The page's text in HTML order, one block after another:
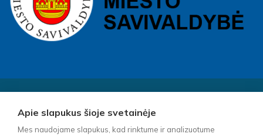
paslaugų centras „Klaipėdos lakštutė“ – Kopijuoti turinį be
raštiško įstaigos vadovo sutikimo griežtai draudžiama.
Apie slapukus šioje svetainėje
Mes naudojame slapukus, kad rinktume ir analizuotume